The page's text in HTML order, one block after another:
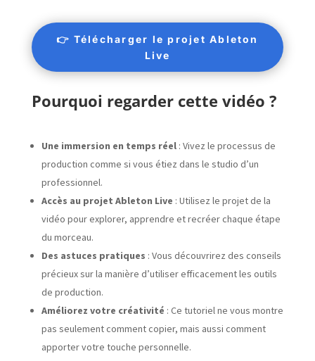
👉 Télécharger le projet Ableton
Live
Pourquoi regarder cette vidéo ?
Une immersion en temps réel: Vivez le processus de
production comme si vous étiez dans le studio d’un
professionnel.
Accès au projet Ableton Live : Utilisez le projet de la
vidéo pour explorer, apprendre et recréer chaque étape
du morceau.
Des astuces pratiques : Vous découvrirez des conseils
précieux sur la manière d’utiliser efficacement les outils
de production.
Améliorez votre créativité : Ce tutoriel ne vous montre
pas seulement comment copier, mais aussi comment
apporter votre touche personnelle.